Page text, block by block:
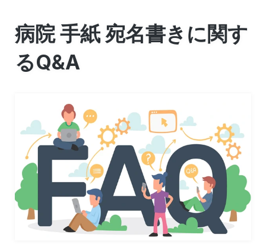
病院 手紙 宛名書きに関す
るQ&A